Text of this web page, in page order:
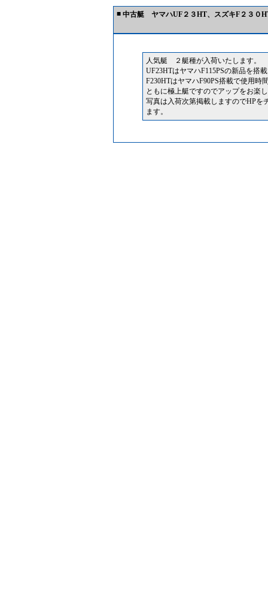
■ 中古艇 ヤマハUF２３HT、スズキF２３０
人気艇 ２艇種が入荷いたします。
UF23HTはヤマハF115PSの新品を搭
F230HTはヤマハF90PS搭載で使用時
ともに極上艇ですのでアップをお楽
写真は入荷次第掲載しますのでHPを
ます。